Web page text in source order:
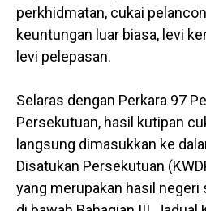
perkhidmatan, cukai
keuntungan luar biasa, levi
levi pelepasan.
Selaras dengan Perkara 97
Persekutuan, hasil kutipan
langsung dimasukkan ke
Disatukan Persekutuan
yang merupakan hasil